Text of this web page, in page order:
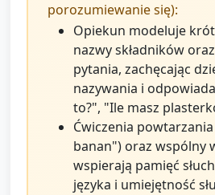
porozumiewanie się):
Opiekun modeluje
nazwy składników
pytania, zachęcając
nazywania i
to?", "Ile masz
Ćwiczenia
banan") oraz wspólny
wspierają pamięć
języka i umiejętność